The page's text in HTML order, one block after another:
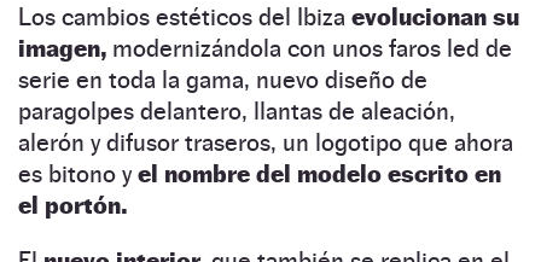
Los cambios estéticos del Ibiza evolucionan su
imagen, modernizándola con unos faros led de
serie en toda la gama, nuevo diseño de
paragolpes delantero, llantas de aleación,
alerón y difusor traseros, un logotipo que ahora
es bitono yel nombre del modelo escrito en
el portón.